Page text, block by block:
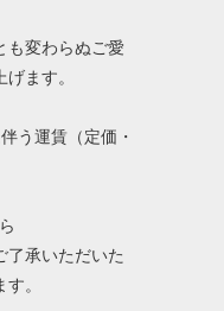
も変わらぬご愛
ます。
う運賃（定価・
承いただいた
。